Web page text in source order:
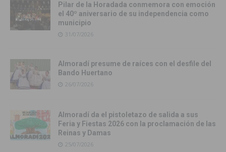
Pilar de la Horadada conmemora con emoción
el 40º aniversario de su independencia como
municipio
31/07/2026
Almoradí presume de raíces con el desfile del
Bando Huertano
26/07/2026
Almoradí da el pistoletazo de salida a sus
Feria y Fiestas 2026 con la proclamación de las
Reinas y Damas
25/07/2026